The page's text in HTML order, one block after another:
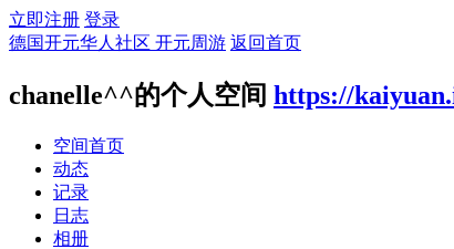
立即注册 登录
德国开元华人社区 开元周游 返回首页
chanelle^^的个人空间 https://
空间首页
动态
记录
日志
相册